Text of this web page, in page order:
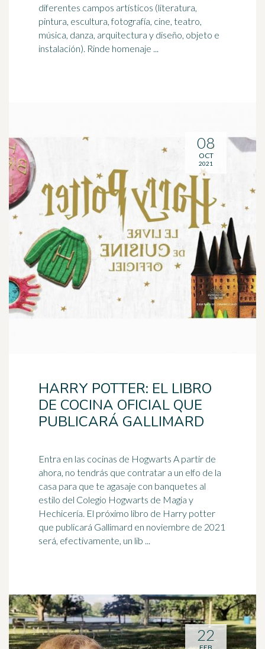
diferentes campos artísticos (literatura,
pintura, escultura, fotografía, cine, teatro,
música, danza, arquitectura y diseño, objeto e
instalación). Rinde homenaje ...
HARRY POTTER: EL LIBRO
DE COCINA OFICIAL QUE
PUBLICARÁ GALLIMARD
Entra en las cocinas de Hogwarts A partir de
ahora, no tendrás que contratar a un elfo de la
casa para que te agasaje con banquetes al
estilo del Colegio Hogwarts de Magia y
Hechicería. El próximo libro de Harry potter
que publicará Gallimard en noviembre de 2021
será, efectivamente, un lib ...
08
OCT
2021
22